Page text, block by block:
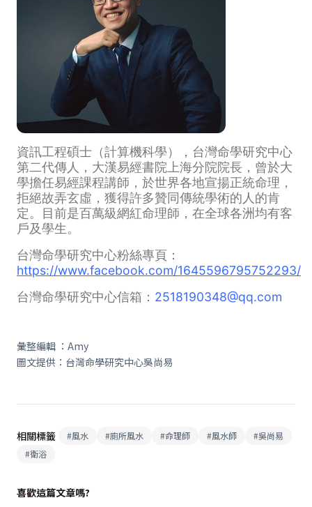
資訊工程碩士（計算機科學），台灣命學研究中心
第二代傳人，大漢易經書院上海分院院長，曾於大
學擔任易經課程講師，於世界各地宣揚正統命理，
拒絕故弄玄虛，獲得許多贊同傳統學術的人的肯
定。目前是百萬級網紅命理師，在全球各洲均有客
戶及學生。
台灣命學研究中心粉絲專頁：
https://www.facebook.com/1645596795752293/
台灣命學研究中心信箱： 2518190348@qq.com
彙整編輯 ：Amy
圖文提供：台灣命學研究中心吳尚易
相關標籤 #風水 #廁所風水 #命理師 #風水師 #吳尚易
#衛浴
喜歡這篇文章嗎?